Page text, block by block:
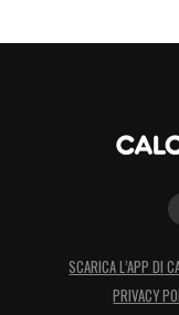
SCARICA L’APP DI
PRIVACY